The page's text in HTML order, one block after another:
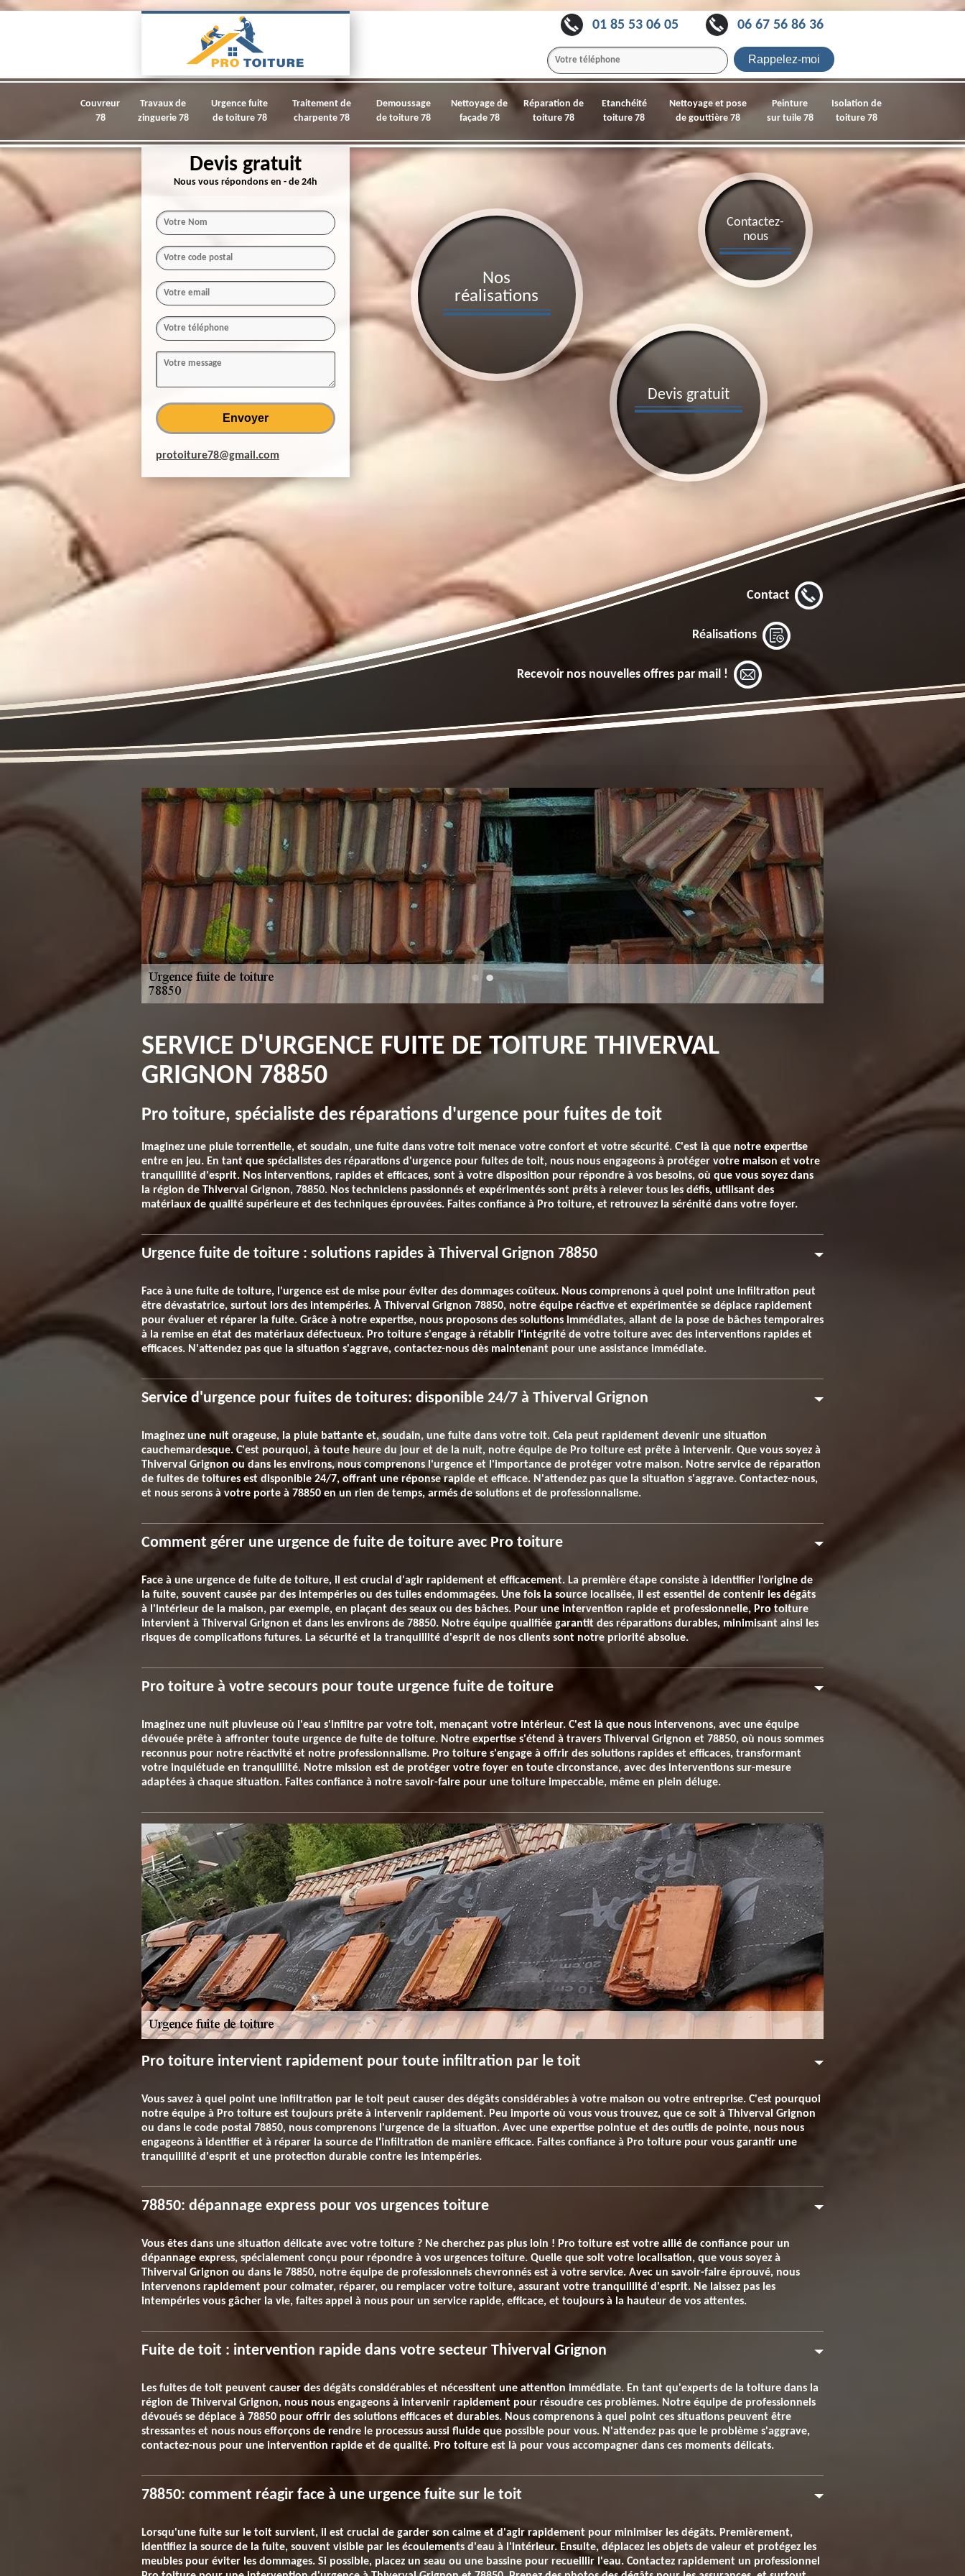
01 85 53 06 05 06 67 56 86 36
Couvreur
78
Travaux de
zinguerie 78
Urgence fuite
de toiture 78
Traitement de
charpente 78
Demoussage
de toiture 78
Nettoyage de
façade 78
Réparation de
toiture 78
Etanchéité
toiture 78
Nettoyage et pose
de gouttière 78
Peinture
sur tuile 78
Isolation de
toiture 78
Devis gratuit
Nous vous répondons en - de 24h
protoiture78@gmail.com
Devis gratuit
Contactez-
nous
Nos
réalisations
Contact
Réalisations
Recevoir nos nouvelles offres par mail !
SERVICE D'URGENCE FUITE DE TOITURE THIVERVAL
GRIGNON 78850
Pro toiture, spécialiste des réparations d'urgence pour fuites de toit
Imaginez une pluie torrentielle, et soudain, une fuite dans votre toit menace votre confort et votre sécurité. C'est là que notre expertise
entre en jeu. En tant que spécialistes des réparations d'urgence pour fuites de toit, nous nous engageons à protéger votre maison et votre
tranquillité d'esprit. Nos interventions, rapides et efficaces, sont à votre disposition pour répondre à vos besoins, où que vous soyez dans
la région de Thiverval Grignon, 78850. Nos techniciens passionnés et expérimentés sont prêts à relever tous les défis, utilisant des
matériaux de qualité supérieure et des techniques éprouvées. Faites confiance à Pro toiture, et retrouvez la sérénité dans votre foyer.
Urgence fuite de toiture : solutions rapides à Thiverval Grignon 78850
Face à une fuite de toiture, l'urgence est de mise pour éviter des dommages coûteux. Nous comprenons à quel point une infiltration peut
être dévastatrice, surtout lors des intempéries. À Thiverval Grignon 78850, notre équipe réactive et expérimentée se déplace rapidement
pour évaluer et réparer la fuite. Grâce à notre expertise, nous proposons des solutions immédiates, allant de la pose de bâches temporaires
à la remise en état des matériaux défectueux. Pro toiture s'engage à rétablir l'intégrité de votre toiture avec des interventions rapides et
efficaces. N'attendez pas que la situation s'aggrave, contactez-nous dès maintenant pour une assistance immédiate.
Service d'urgence pour fuites de toitures: disponible 24/7 à Thiverval Grignon
Imaginez une nuit orageuse, la pluie battante et, soudain, une fuite dans votre toit. Cela peut rapidement devenir une situation
cauchemardesque. C'est pourquoi, à toute heure du jour et de la nuit, notre équipe de Pro toiture est prête à intervenir. Que vous soyez à
Thiverval Grignon ou dans les environs, nous comprenons l'urgence et l'importance de protéger votre maison. Notre service de réparation
de fuites de toitures est disponible 24/7, offrant une réponse rapide et efficace. N'attendez pas que la situation s'aggrave. Contactez-nous,
et nous serons à votre porte à 78850 en un rien de temps, armés de solutions et de professionnalisme.
Comment gérer une urgence de fuite de toiture avec Pro toiture
Face à une urgence de fuite de toiture, il est crucial d'agir rapidement et efficacement. La première étape consiste à identifier l'origine de
la fuite, souvent causée par des intempéries ou des tuiles endommagées. Une fois la source localisée, il est essentiel de contenir les dégâts
à l'intérieur de la maison, par exemple, en plaçant des seaux ou des bâches. Pour une intervention rapide et professionnelle, Pro toiture
intervient à Thiverval Grignon et dans les environs de 78850. Notre équipe qualifiée garantit des réparations durables, minimisant ainsi les
risques de complications futures. La sécurité et la tranquillité d'esprit de nos clients sont notre priorité absolue.
Pro toiture à votre secours pour toute urgence fuite de toiture
Imaginez une nuit pluvieuse où l'eau s'infiltre par votre toit, menaçant votre intérieur. C'est là que nous intervenons, avec une équipe
dévouée prête à affronter toute urgence de fuite de toiture. Notre expertise s'étend à travers Thiverval Grignon et 78850, où nous sommes
reconnus pour notre réactivité et notre professionnalisme. Pro toiture s'engage à offrir des solutions rapides et efficaces, transformant
votre inquiétude en tranquillité. Notre mission est de protéger votre foyer en toute circonstance, avec des interventions sur-mesure
adaptées à chaque situation. Faites confiance à notre savoir-faire pour une toiture impeccable, même en plein déluge.
Pro toiture intervient rapidement pour toute infiltration par le toit
Vous savez à quel point une infiltration par le toit peut causer des dégâts considérables à votre maison ou votre entreprise. C'est pourquoi
notre équipe à Pro toiture est toujours prête à intervenir rapidement. Peu importe où vous vous trouvez, que ce soit à Thiverval Grignon
ou dans le code postal 78850, nous comprenons l'urgence de la situation. Avec une expertise pointue et des outils de pointe, nous nous
engageons à identifier et à réparer la source de l'infiltration de manière efficace. Faites confiance à Pro toiture pour vous garantir une
tranquillité d'esprit et une protection durable contre les intempéries.
78850: dépannage express pour vos urgences toiture
Vous êtes dans une situation délicate avec votre toiture ? Ne cherchez pas plus loin ! Pro toiture est votre allié de confiance pour un
dépannage express, spécialement conçu pour répondre à vos urgences toiture. Quelle que soit votre localisation, que vous soyez à
Thiverval Grignon ou dans le 78850, notre équipe de professionnels chevronnés est à votre service. Avec un savoir-faire éprouvé, nous
intervenons rapidement pour colmater, réparer, ou remplacer votre toiture, assurant votre tranquillité d'esprit. Ne laissez pas les
intempéries vous gâcher la vie, faites appel à nous pour un service rapide, efficace, et toujours à la hauteur de vos attentes.
Fuite de toit : intervention rapide dans votre secteur Thiverval Grignon
Les fuites de toit peuvent causer des dégâts considérables et nécessitent une attention immédiate. En tant qu'experts de la toiture dans la
région de Thiverval Grignon, nous nous engageons à intervenir rapidement pour résoudre ces problèmes. Notre équipe de professionnels
dévoués se déplace à 78850 pour offrir des solutions efficaces et durables. Nous comprenons à quel point ces situations peuvent être
stressantes et nous nous efforçons de rendre le processus aussi fluide que possible pour vous. N'attendez pas que le problème s'aggrave,
contactez-nous pour une intervention rapide et de qualité. Pro toiture est là pour vous accompagner dans ces moments délicats.
78850: comment réagir face à une urgence fuite sur le toit
Lorsqu'une fuite sur le toit survient, il est crucial de garder son calme et d'agir rapidement pour minimiser les dégâts. Premièrement,
identifiez la source de la fuite, souvent visible par les écoulements d'eau à l'intérieur. Ensuite, déplacez les objets de valeur et protégez les
meubles pour éviter les dommages. Si possible, placez un seau ou une bassine pour recueillir l'eau. Contactez rapidement un professionnel